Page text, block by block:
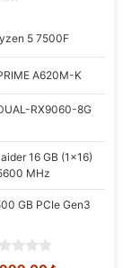
5 7500F
A620M-K
RX9060-8G
16 GB (1x16)
MHz
GB PCIe Gen3